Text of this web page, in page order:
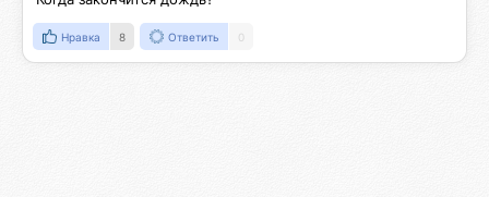
Нравка 8 Ответить 0